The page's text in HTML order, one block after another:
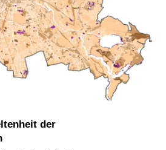
der